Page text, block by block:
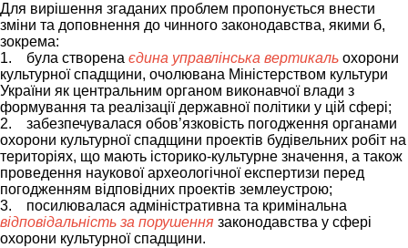
Для вирішення згаданих проблем пропонується внести
зміни та доповнення до чинного законодавства, якими б,
зокрема:
1. була створена єдина управлінська вертикаль охорони
культурної спадщини, очолювана Міністерством культури
України як центральним органом виконавчої влади з
формування та реалізації державної політики у цій сфері;
2. забезпечувалася обов’язковість погодження органами
охорони культурної спадщини проектів будівельних робіт на
територіях, що мають історико-культурне значення, а також
проведення наукової археологічної експертизи перед
погодженням відповідних проектів землеустрою;
3. посилювалася адміністративна та кримінальна
відповідальність за порушення законодавства у сфері
охорони культурної спадщини.